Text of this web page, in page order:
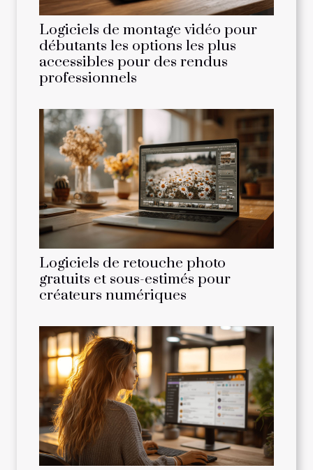
Logiciels de montage vidéo pour
débutants les options les plus
accessibles pour des rendus
professionnels
Logiciels de retouche photo
gratuits et sous-estimés pour
créateurs numériques